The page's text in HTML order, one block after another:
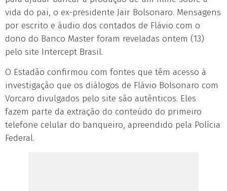
vida do pai, o ex-presidente Jair Bolsonaro. Mensagens
por escrito e áudio dos contados de Flávio com o
dono do Banco Master foram reveladas ontem (13)
pelo site Intercept Brasil.
O Estadão confirmou com fontes que têm acesso à
investigação que os diálogos de Flávio Bolsonaro com
Vorcaro divulgados pelo site são autênticos. Eles
fazem parte da extração do conteúdo do primeiro
telefone celular do banqueiro, apreendido pela Polícia
Federal.